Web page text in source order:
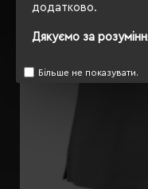
додатково.
Дякуємо за
Більше не показувати.